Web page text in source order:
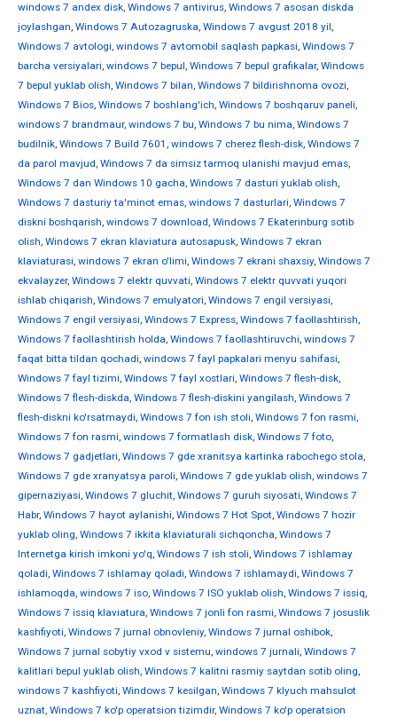
windows 7 andex disk, Windows 7 antivirus, Windows 7 asosan diskda
joylashgan, Windows 7 Autozagruska, Windows 7 avgust 2018 yil,
Windows 7 avtologi, windows 7 avtomobil saqlash papkasi, Windows 7
barcha versiyalari, windows 7 bepul, Windows 7 bepul grafikalar, Windows
7 bepul yuklab olish, Windows 7 bilan, Windows 7 bildirishnoma ovozi,
Windows 7 Bios, Windows 7 boshlang'ich, Windows 7 boshqaruv paneli,
windows 7 brandmaur, windows 7 bu, Windows 7 bu nima, Windows 7
budilnik, Windows 7 Build 7601 , windows 7 cherez flesh-disk, Windows 7
da parol mavjud, Windows 7 da simsiz tarmoq ulanishi mavjud emas,
Windows 7 dan Windows 10 gacha, Windows 7 dasturi yuklab olish,
Windows 7 dasturiy ta'minot emas, windows 7 dasturlari, Windows 7
diskni boshqarish, windows 7 download, Windows 7 Ekaterinburg sotib
olish, Windows 7 ekran klaviatura autosapusk, Windows 7 ekran
klaviaturasi, windows 7 ekran o'limi, Windows 7 ekrani shaxsiy, Windows 7
ekvalayzer, Windows 7 elektr quvvati, Windows 7 elektr quvvati yuqori
ishlab chiqarish, Windows 7 emulyatori, Windows 7 engil versiyasi,
Windows 7 engil versiyasi, Windows 7 Express, Windows 7 faollashtirish,
Windows 7 faollashtirish holda, Windows 7 faollashtiruvchi, windows 7
faqat bitta tildan qochadi, windows 7 fayl papkalari menyu sahifasi,
Windows 7 fayl tizimi, Windows 7 fayl xostlari, Windows 7 flesh-disk,
Windows 7 flesh-diskda, Windows 7 flesh-diskini yangilash, Windows 7
flesh-diskni ko'rsatmaydi, Windows 7 fon ish stoli, Windows 7 fon rasmi,
Windows 7 fon rasmi, windows 7 formatlash disk, Windows 7 foto,
Windows 7 gadjetlari, Windows 7 gde xranitsya kartinka rabochego stola,
Windows 7 gde xranyatsya paroli, Windows 7 gde yuklab olish, windows 7
gipernaziyasi, Windows 7 gluchit, Windows 7 guruh siyosati, Windows 7
Habr, Windows 7 hayot aylanishi, Windows 7 Hot Spot, Windows 7 hozir
yuklab oling, Windows 7 ikkita klaviaturali sichqoncha, Windows 7
Internetga kirish imkoni yo'q, Windows 7 ish stoli, Windows 7 ishlamay
qoladi, Windows 7 ishlamay qoladi, Windows 7 ishlamaydi, Windows 7
ishlamoqda, windows 7 iso, Windows 7 ISO yuklab olish, Windows 7 issiq,
Windows 7 issiq klaviatura, Windows 7 jonli fon rasmi, Windows 7 josuslik
kashfiyoti, Windows 7 jurnal obnovleniy, Windows 7 jurnal oshibok,
Windows 7 jurnal sobytiy vxod v sistemu, windows 7 jurnali, Windows 7
kalitlari bepul yuklab olish, Windows 7 kalitni rasmiy saytdan sotib oling,
windows 7 kashfiyoti, Windows 7 kesilgan, Windows 7 klyuch mahsulot
uznat, Windows 7 ko'p operatsion tizimdir, Windows 7 ko'p operatsion